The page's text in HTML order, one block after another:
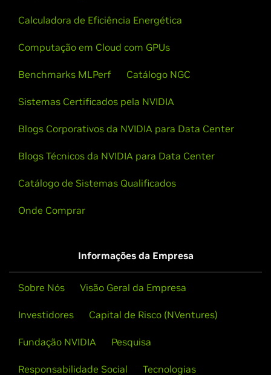
Calculadora de Eficiência Energética
Computação em Cloud com GPUs
Benchmarks MLPerf Catálogo NGC
Sistemas Certificados pela NVIDIA
Blogs Corporativos da NVIDIA para Data Center
Blogs Técnicos da NVIDIA para Data Center
Catálogo de Sistemas Qualificados
Onde Comprar
Informações da Empresa
Sobre Nós Visão Geral da Empresa
Investidores Capital de Risco (NVentures)
Fundação NVIDIA Pesquisa
Responsabilidade Social Tecnologias